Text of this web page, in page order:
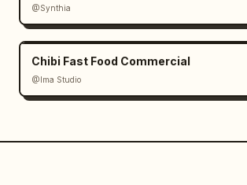
@Synthia
Chibi Fast Food Commercial
@Ima Studio